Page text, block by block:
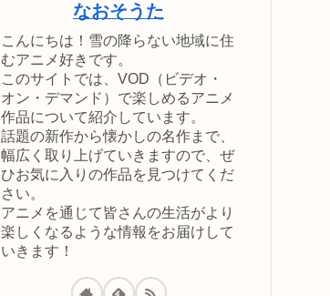
なおそうた
こんにちは！雪の降らない地域に住
むアニメ好きです。
このサイトでは、VOD（ビデオ・
オン・デマンド）で楽しめるアニメ
作品について紹介しています。
話題の新作から懐かしの名作まで、
幅広く取り上げていきますので、ぜ
ひお気に入りの作品を見つけてくだ
さい。
アニメを通じて皆さんの生活がより
楽しくなるような情報をお届けして
いきます！